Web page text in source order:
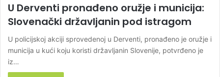
U Derventi pronađeno oružje i municija:
Slovenački državljanin pod istragom
U policijskoj akciji sprovedenoj u Derventi, pronađeno je oružje i
municija u kući koju koristi državljanin Slovenije, potvrđeno je
iz…